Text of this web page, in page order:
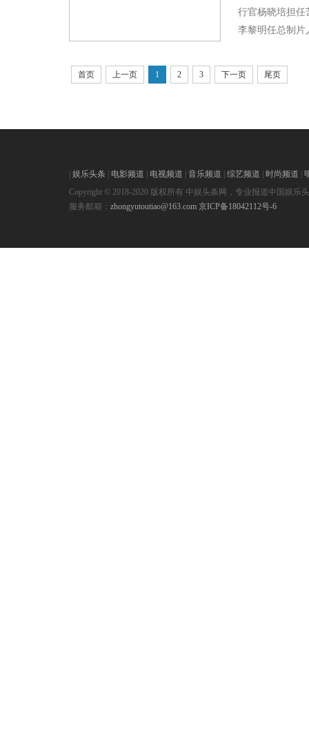
行官杨晓培担任
李黎明任总制片
首页 上一页 1 2 3 下一页 尾页
娱乐头条 电影频道 电视频道 音乐频道 综艺频道 时尚频道
Copyright © 2018-2020 版权所有 中娱头条网，专业报道中国娱乐
服务邮箱： zhongyutoutiao@163.com 京ICP备18042112号-6